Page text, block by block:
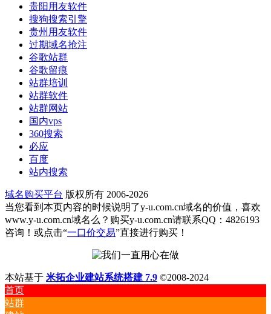
贵阳用友软件
搜狗搜索引擎
贵州用友软件
过期域名抢注
谷歌站群
谷歌留痕
站群培训
站群软件
站群网站
国内vps
360搜索
必应
百度
站内搜索
域名购买平台 版权所有 2006-2026
当您看到本页内容的时候说明了y-u.com.cn域名的价值，喜欢
www.y-u.com.cn域名么？购买y-u.com.cn请联系QQ：4826193
咨询！或点击“一口价交易”直接进行购买！
本站基于 米拓企业建站系统搭建 7.9 ©2008-2024
首页
站群